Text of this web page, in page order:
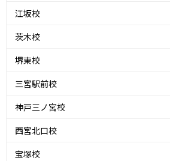
江坂校
茨木校
堺東校
三宮駅前校
神戸三ノ宮校
西宮北口校
宝塚校